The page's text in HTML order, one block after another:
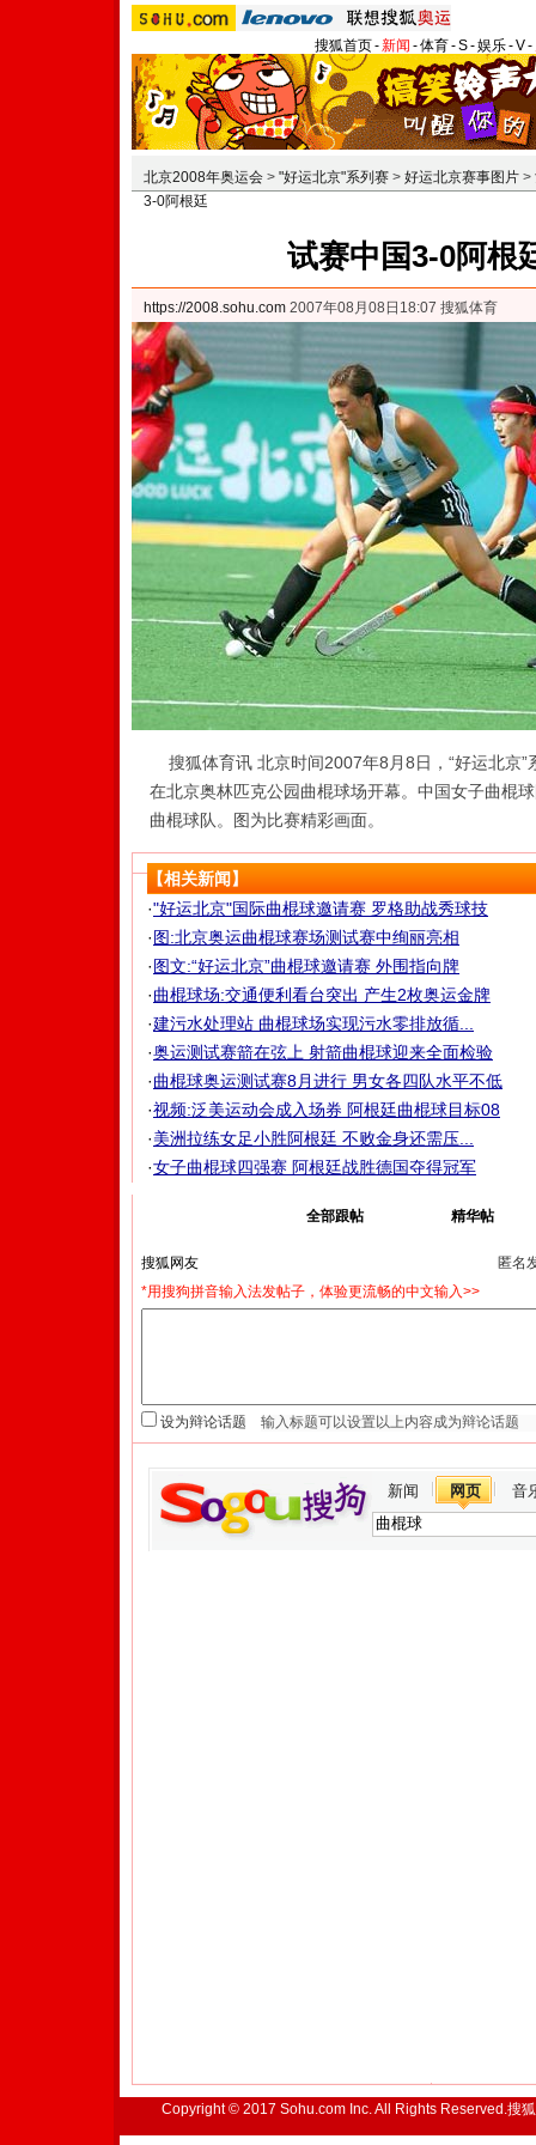
搜狐首页-新闻 -体育-S-娱乐-V-
北京2008年奥运会 > "好运北京"系列赛 > 好运北京赛事图片 >
3-0阿根廷
试赛中国3-0阿根
https://2008.sohu.com 2007年08月08日18:07 搜狐体育
搜狐体育讯 北京时间2007年8月8日，“好运北京
在北京奥林匹克公园曲棍球场开幕。中国女子曲棍
曲棍球队。图为比赛精彩画面。
【相关新闻】
·"好运北京"国际曲棍球邀请赛 罗格助战秀球技
·图:北京奥运曲棍球赛场测试赛中绚丽亮相
·图文:“好运北京”曲棍球邀请赛 外围指向牌
·曲棍球场:交通便利看台突出 产生2枚奥运金牌
·建污水处理站 曲棍球场实现污水零排放循...
·奥运测试赛箭在弦上 射箭曲棍球迎来全面检验
·曲棍球奥运测试赛8月进行 男女各四队水平不低
·视频:泛美运动会成入场券 阿根廷曲棍球目标08
·美洲拉练女足小胜阿根廷 不败金身还需压...
·女子曲棍球四强赛 阿根廷战胜德国夺得冠军
全部跟帖 精华帖
匿名
*用搜狗拼音输入法发帖子，体验更流畅的中文输入>>
设为辩论话题
新闻 网页 音
Copyright © 2017 Sohu.com Inc. All Rights Reserved.搜